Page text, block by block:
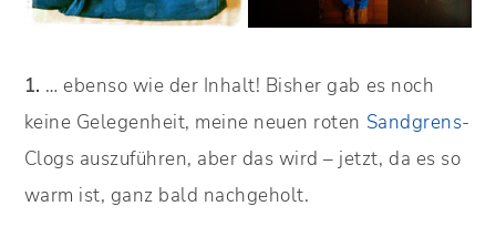
1. … ebenso wie der Inhalt! Bisher gab es noch
keine Gelegenheit, meine neuen roten Sandgrens-
Clogs auszuführen, aber das wird – jetzt, da es so
warm ist, ganz bald nachgeholt.